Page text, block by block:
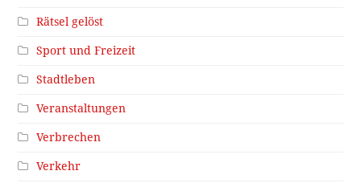
Rätsel gelöst
Sport und Freizeit
Stadtleben
Veranstaltungen
Verbrechen
Verkehr